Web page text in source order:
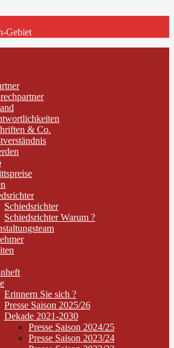
Gebiet
& Co.
Schiedsrichter
Schiedsrichter Warum ?
Erinnern Sie sich ?
Presse Saison 2025/26
Dekade 2021-2030
Presse Saison 2024/25
Presse Saison 2023/24